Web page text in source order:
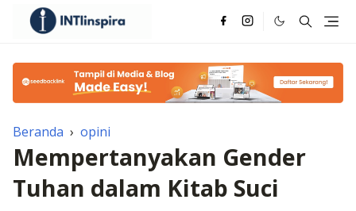
Beranda › opini
Mempertanyakan Gender
Tuhan dalam Kitab Suci